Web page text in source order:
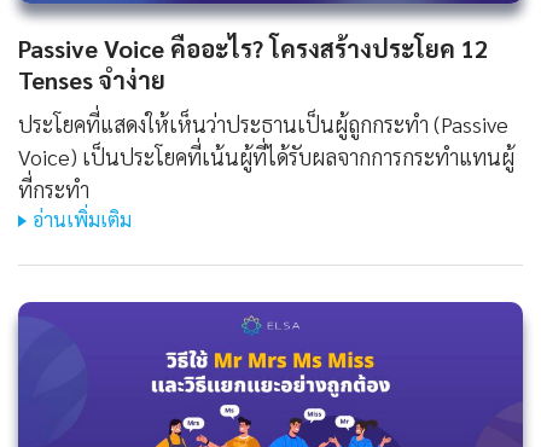
Passive Voice คืออะไร? โครงสร้างประโยค 12
Tenses จำง่าย
ประโยคที่แสดงให้เห็นว่าประธานเป็นผู้ถูกกระทำ (Passive
Voice) เป็นประโยคที่เน้นผู้ที่ได้รับผลจากการกระทำแทนผู้
ที่กระทำ
อ่านเพิ่มเติม